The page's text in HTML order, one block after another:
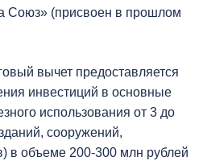
Союз» (присвоен в прошлом
вычет предоставляется
инвестиций в основные
использования от 3 до
сооружений,
в объеме 200-300 млн рублей